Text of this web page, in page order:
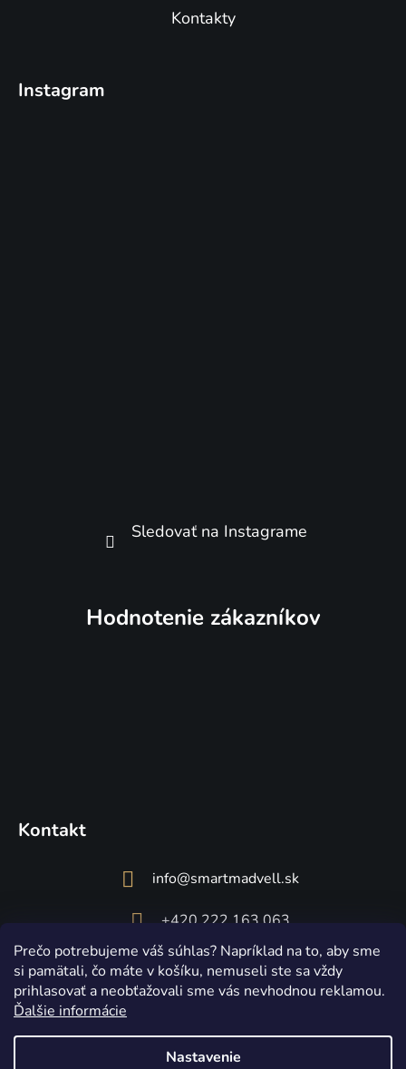
Prečo potrebujeme váš súhlas? Napríklad na to, aby sme
si pamätali, čo máte v košíku, nemuseli ste sa vždy
prihlasovať a neobťažovali sme vás nevhodnou reklamou.
Ďalšie informácie
Nastavenie
Kontakty
Hodnotenie zákazníkov
Instagram
Sledovať na Instagrame
Kontakt
info@smartmadvell.sk
+420 222 163 063